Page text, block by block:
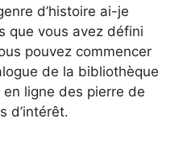
d’histoire ai-je
que vous avez défini
pouvez commencer
de la bibliothèque
ligne des pierre de
d’intérêt.